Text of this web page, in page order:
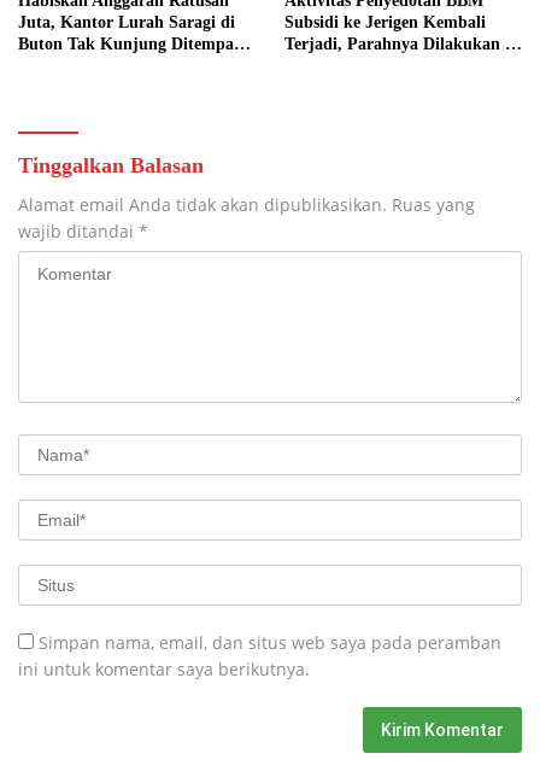
Juta, Kantor Lurah Saragi di
Buton Tak Kunjung Ditempati,
Subsidi ke Jerigen Kembali
Terjadi, Parahnya Dilakukan di
Tinggalkan Balasan
Alamat email Anda tidak akan dipublikasikan. Ruas yang
wajib ditandai *
Simpan nama, email, dan situs web saya pada peramban
ini untuk komentar saya berikutnya.